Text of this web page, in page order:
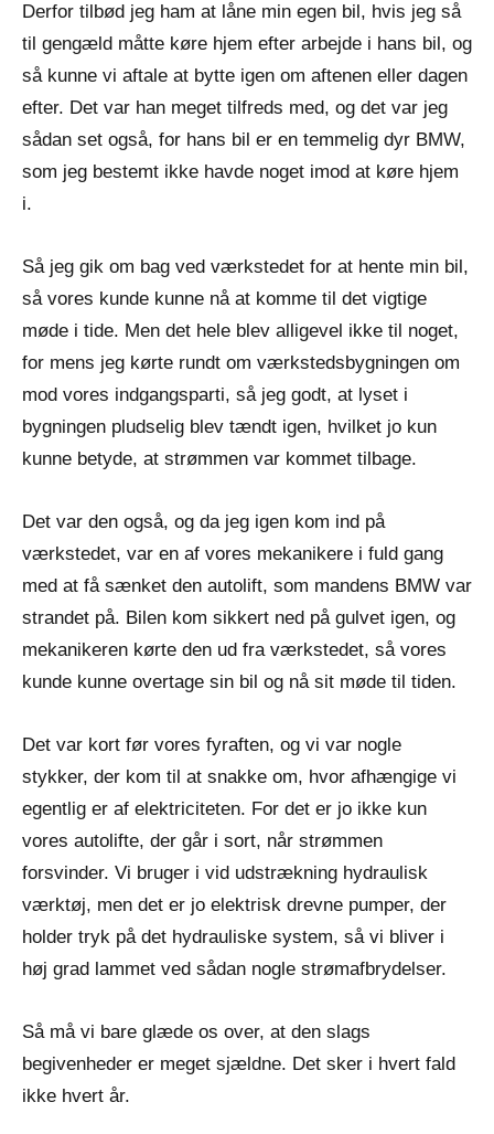
Derfor tilbød jeg ham at låne min egen bil, hvis jeg så
til gengæld måtte køre hjem efter arbejde i hans bil, og
så kunne vi aftale at bytte igen om aftenen eller dagen
efter. Det var han meget tilfreds med, og det var jeg
sådan set også, for hans bil er en temmelig dyr BMW,
som jeg bestemt ikke havde noget imod at køre hjem
i.
Så jeg gik om bag ved værkstedet for at hente min bil,
så vores kunde kunne nå at komme til det vigtige
møde i tide. Men det hele blev alligevel ikke til noget,
for mens jeg kørte rundt om værkstedsbygningen om
mod vores indgangsparti, så jeg godt, at lyset i
bygningen pludselig blev tændt igen, hvilket jo kun
kunne betyde, at strømmen var kommet tilbage.
Det var den også, og da jeg igen kom ind på
værkstedet, var en af vores mekanikere i fuld gang
med at få sænket den autolift, som mandens BMW var
strandet på. Bilen kom sikkert ned på gulvet igen, og
mekanikeren kørte den ud fra værkstedet, så vores
kunde kunne overtage sin bil og nå sit møde til tiden.
Det var kort før vores fyraften, og vi var nogle
stykker, der kom til at snakke om, hvor afhængige vi
egentlig er af elektriciteten. For det er jo ikke kun
vores autolifte, der går i sort, når strømmen
forsvinder. Vi bruger i vid udstrækning hydraulisk
værktøj, men det er jo elektrisk drevne pumper, der
holder tryk på det hydrauliske system, så vi bliver i
høj grad lammet ved sådan nogle strømafbrydelser.
Så må vi bare glæde os over, at den slags
begivenheder er meget sjældne. Det sker i hvert fald
ikke hvert år.